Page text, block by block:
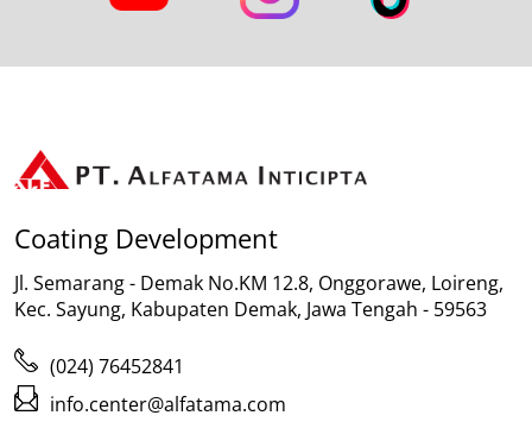
Coating Development
Jl. Semarang - Demak No.KM 12.8, Onggorawe, Loireng,
Kec. Sayung, Kabupaten Demak, Jawa Tengah - 59563
(024) 76452841
info.center@alfatama.com